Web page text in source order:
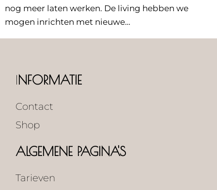
nog meer laten werken. De living hebben we
mogen inrichten met nieuwe…
INFORMATIE
Contact
Shop
ALGEMENE PAGINA'S
Tarieven